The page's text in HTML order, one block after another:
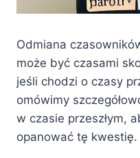
Odmiana
może być czasami
jeśli chodzi o czasy
omówimy
w czasie przeszłym,
opanować tę kwestię.